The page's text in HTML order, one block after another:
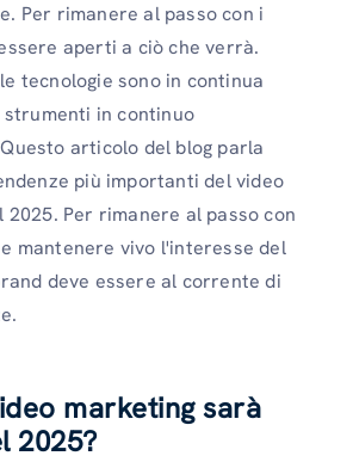
Per rimanere al passo con i
aperti a ciò che verrà.
tecnologie sono in continua
strumenti in continuo
articolo del blog parla
più importanti del video
Per rimanere al passo con
mantenere vivo l'interesse del
deve essere al corrente di
marketing sarà
2025?